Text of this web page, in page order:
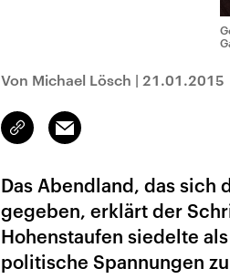
Von Michael Lösch | 21.01.2015
Link
kopieren/teilen
Email
Das Abendland, das sich
gegeben, erklärt der
Hohenstaufen siedelte
politische Spannungen